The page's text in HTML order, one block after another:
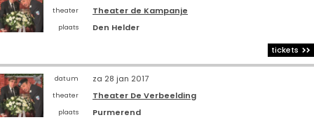
theater Theater de Kampanje
plaats
Den Helder
tickets
datum za 28 jan 2017
theater Theater De Verbeelding
plaats
Purmerend